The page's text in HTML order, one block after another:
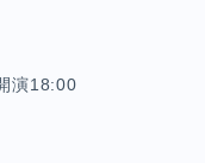
演18:00